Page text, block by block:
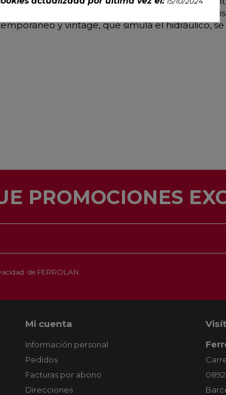
helada y a las manchas, y cuenta con cinco
y vintage, que simula el hidráulico,
PROMOCIONES
de FERROLAN
Mi cuenta
Información personal
Pedidos
Facturas por abono
Direcciones